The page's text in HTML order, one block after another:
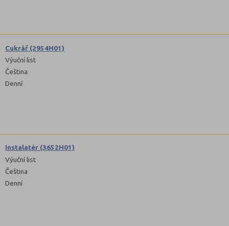
Cukrář (2954H01)
Výuční list
Čeština
Denní
Instalatér (3652H01)
Výuční list
Čeština
Denní